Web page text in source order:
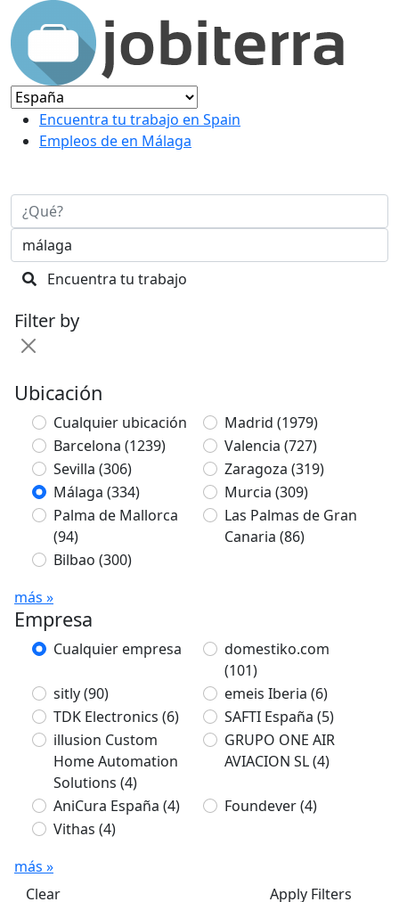
Encuentra tu trabajo en Spain
Empleos de en Málaga
Encuentra tu trabajo
Filter by
Ubicación
Cualquier ubicación Madrid (1979)
Barcelona (1239) Valencia (727)
Sevilla (306) Zaragoza (319)
Málaga (334) Murcia (309)
Palma de Mallorca
(94)
Las Palmas de Gran
Canaria (86)
Bilbao (300)
más »
Empresa
Cualquier empresa
domestiko.com
(101)
sitly(90) emeis Iberia (6)
TDK Electronics (6) SAFTI España (5)
illusion Custom
Home Automation
Solutions (4)
GRUPO ONE AIR
AVIACION SL(4)
AniCura España (4) Foundever(4)
Vithas (4)
más »
Clear
Apply Filters